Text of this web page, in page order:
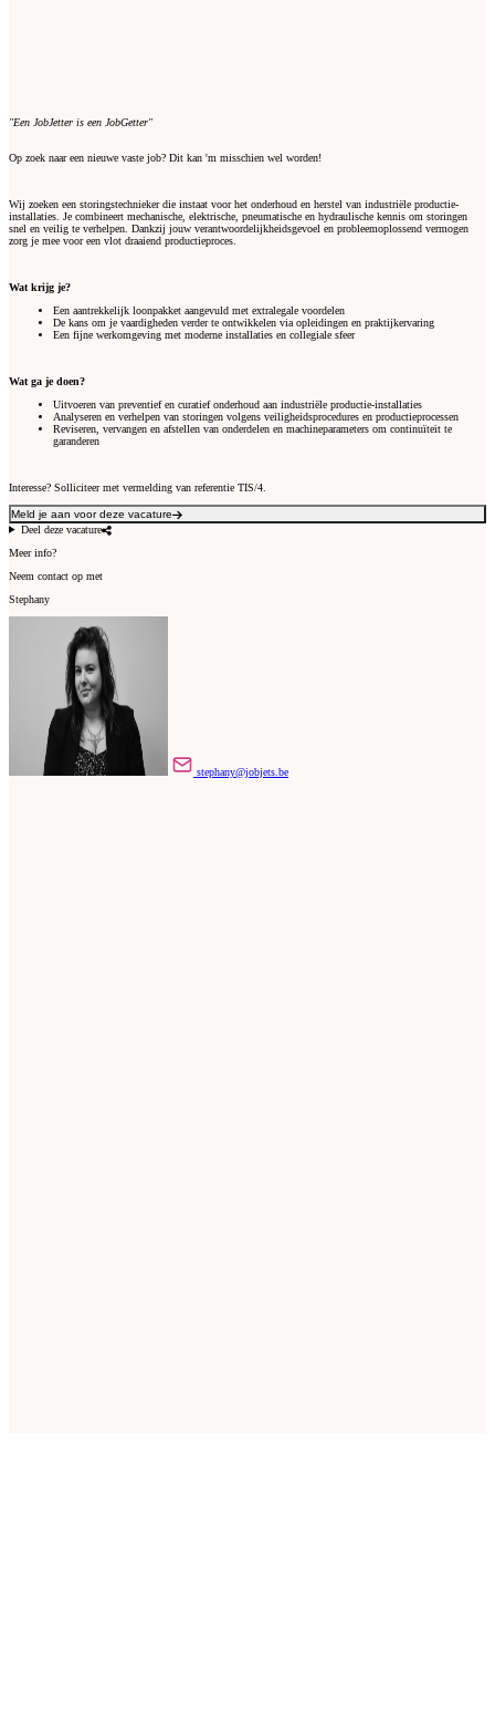
"Een JobJetter is een JobGetter"
Op zoek naar een nieuwe vaste job? Dit kan 'm misschien wel worden!
Wij zoeken een storingstechnieker die instaat voor het onderhoud en herstel van industriële productie-
installaties. Je combineert mechanische, elektrische, pneumatische en hydraulische kennis om storingen
snel en veilig te verhelpen. Dankzij jouw verantwoordelijkheidsgevoel en probleemoplossend vermogen
zorg je mee voor een vlot draaiend productieproces.
Wat krijg je?
Een aantrekkelijk loonpakket aangevuld met extralegale voordelen
De kans om je vaardigheden verder te ontwikkelen via opleidingen en praktijkervaring
Een fijne werkomgeving met moderne installaties en collegiale sfeer
Wat ga je doen?
Uitvoeren van preventief en curatief onderhoud aan industriële productie-installaties
Analyseren en verhelpen van storingen volgens veiligheidsprocedures en productieprocessen
Reviseren, vervangen en afstellen van onderdelen en machineparameters om continuïteit te
garanderen
Interesse? Solliciteer met vermelding van referentie TIS/4.
Meld je aan voor deze vacature
Deel deze vacature
Meer info?
Neem contact op met
Stephany
stephany@jobjets.be